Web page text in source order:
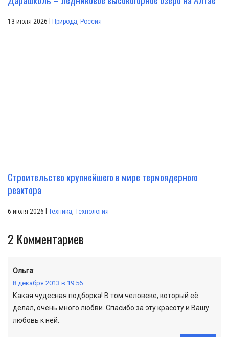
13 июля 2026 | Природа Россия
Строительство крупнейшего в мире термоядерного
реактора
6 июля 2026 | Техника Технология
2 Комментариев
Ольга:
8 декабря 2013 в 19:56
Какая чудесная подборка! В том человеке, который её
делал, очень много любви. Спасибо за эту красоту и Вашу
любовь к ней.